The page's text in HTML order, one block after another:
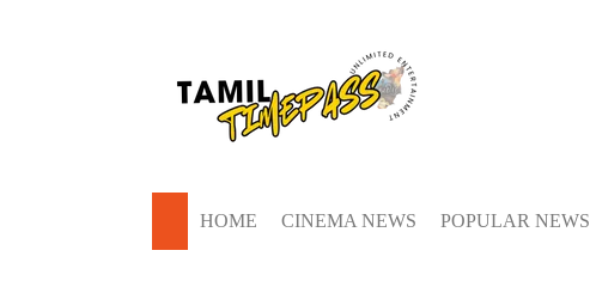
HOME CINEMA NEWS POPULAR NEWS